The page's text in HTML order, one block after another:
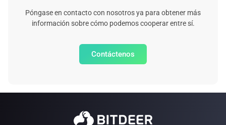
Póngase en contacto con nosotros ya para obtener más
información sobre cómo podemos cooperar entre sí.
Contáctenos